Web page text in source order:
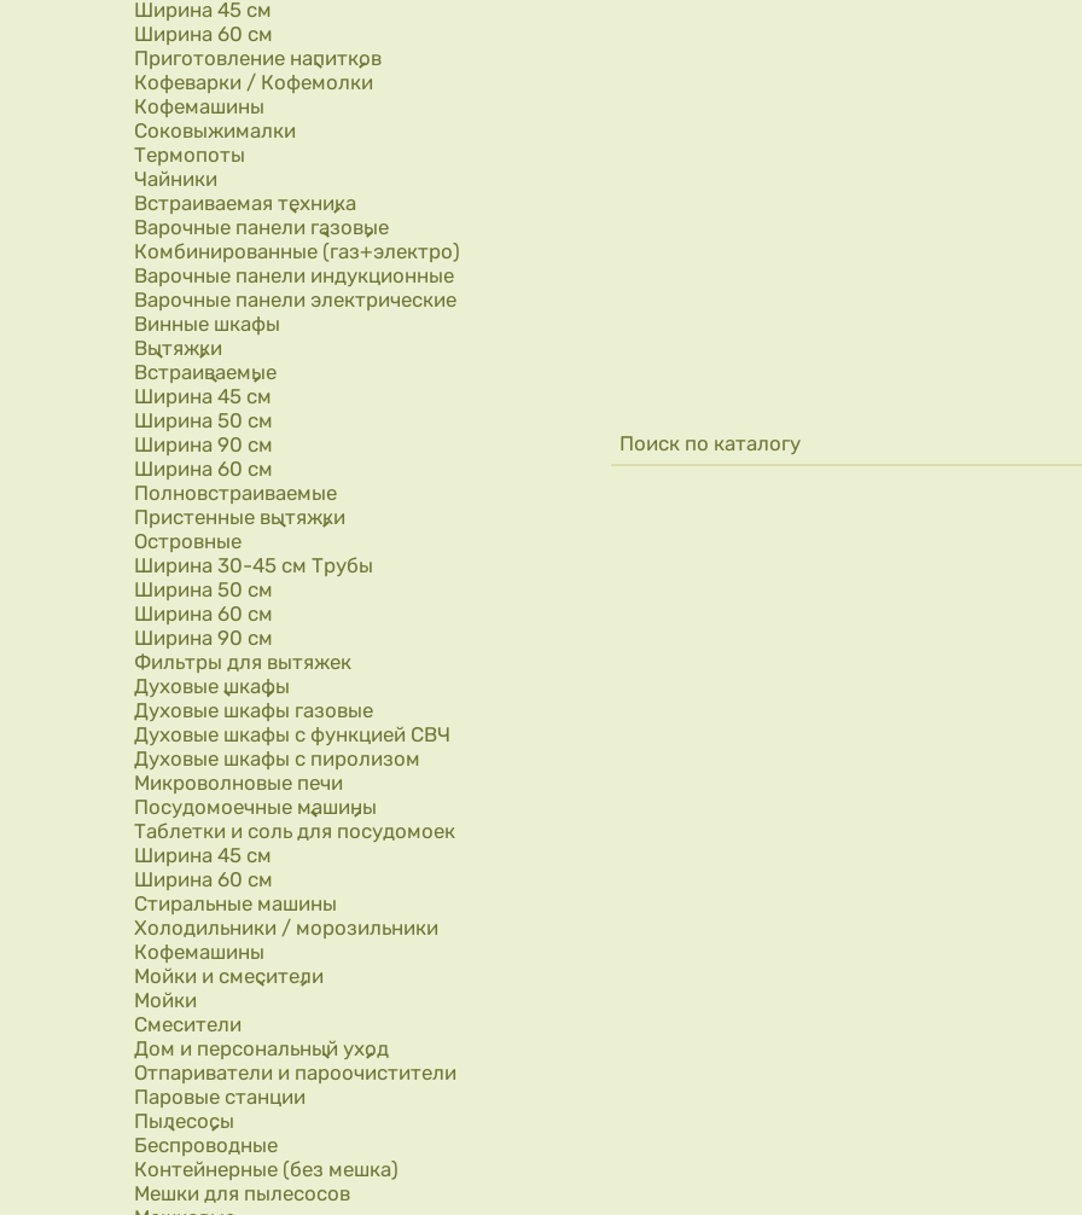
Ширина 45 см
Ширина 60 см
Приготовление напитков
Кофеварки / Кофемолки
Кофемашины
Соковыжималки
Термопоты
Чайники
Встраиваемая техника
Варочные панели газовые
Комбинированные (газ+электро)
Варочные панели индукционные
Варочные панели электрические
Винные шкафы
Вытяжки
Встраиваемые
Ширина 45 см
Ширина 50 см
Ширина 90 см
Ширина 60 см
Полновстраиваемые
Пристенные вытяжки
Островные
Ширина 30-45 см Трубы
Ширина 50 см
Ширина 60 см
Ширина 90 см
Фильтры для вытяжек
Духовые шкафы
Духовые шкафы газовые
Духовые шкафы с функцией СВЧ
Духовые шкафы с пиролизом
Микроволновые печи
Посудомоечные машины
Таблетки и соль для посудомоек
Ширина 45 см
Ширина 60 см
Стиральные машины
Холодильники / морозильники
Кофемашины
Мойки и смесители
Мойки
Смесители
Дом и персональный уход
Отпариватели и пароочистители
Паровые станции
Пылесосы
Беспроводные
Контейнерные (без мешка)
Мешки для пылесосов
Форма поиска
Поиск